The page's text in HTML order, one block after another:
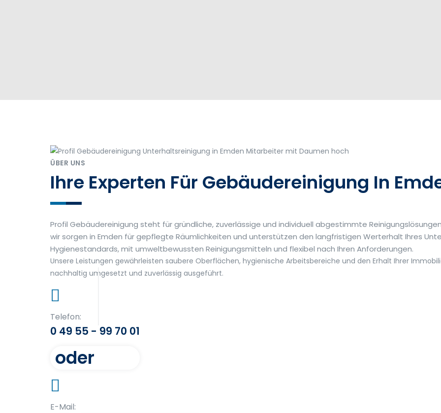
ÜBER UNS
Ihre Experten Für Gebäudereinigung In
Profil Gebäudereinigung steht für gründliche, zuverlässige und individuell abgestimmte
wir sorgen in Emden für gepflegte Räumlichkeiten und unterstützen den langfristigen Werterhalt Ihres
Hygienestandards, mit umweltbewussten Reinigungsmitteln und flexibel nach Ihren Anforderungen.
Unsere Leistungen gewährleisten saubere Oberflächen, hygienische Arbeitsbereiche und den Erhalt Ihrer
nachhaltig umgesetzt und zuverlässig ausgeführt.
Telefon:
0 49 55 - 99 70 01
oder
E-Mail: